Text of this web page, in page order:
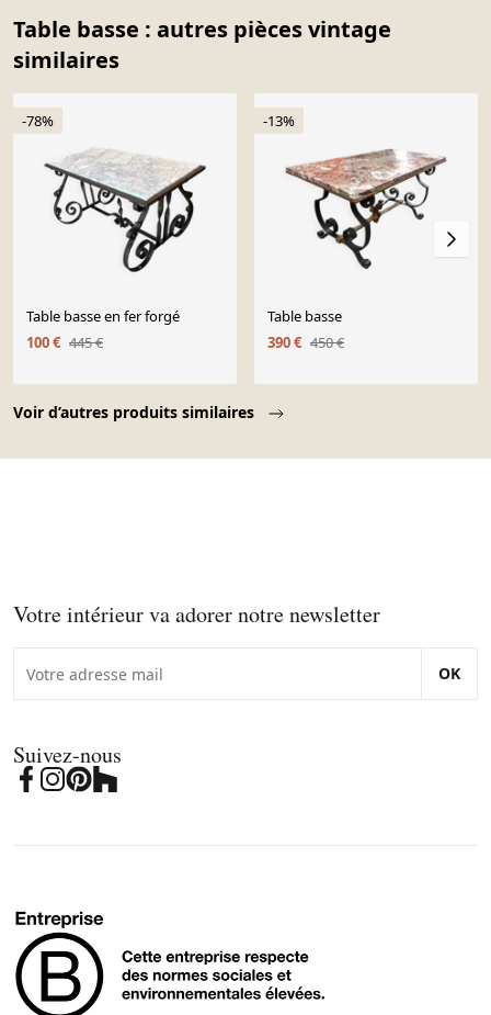
Table basse : autres pièces vintage
similaires
Voir d’autres produits similaires
-78%
Table basse en fer forgé
100 € 445 €
-13%
Table basse
390 € 450 €
Votre intérieur va adorer notre newsletter
OK
Suivez-nous